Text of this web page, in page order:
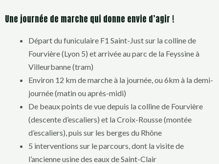
Une journée de marche qui donne envie d’agir !
Départ du funiculaire F1 Saint-Just sur la colline de
Fourvière (Lyon 5) et arrivée au parc de la Feyssine à
Villeurbanne (tram)
Environ 12 km de marche à la journée, ou 6km à la demi-
journée (matin ou après-midi)
De beaux points de vue depuis la colline de Fourvière
(descente d’escaliers) et la Croix-Rousse (montée
d’escaliers), puis sur les berges du Rhône
5 interventions sur le parcours, dont la visite de
l’ancienne usine des eaux de Saint-Clair